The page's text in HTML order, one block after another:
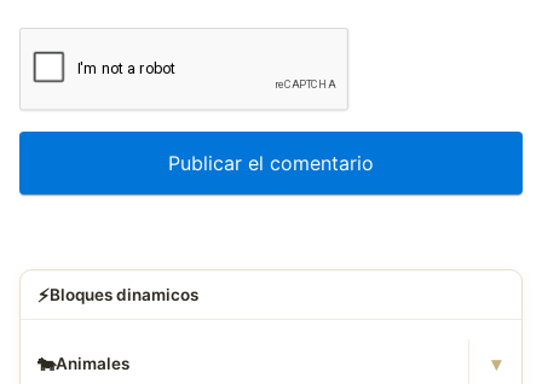
⚡Bloques dinamicos
🐄Animales ▾